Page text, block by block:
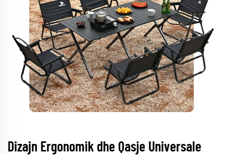
Dizajn Ergonomik dhe Qasje Universale